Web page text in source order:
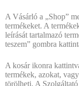
A Vásárló a „Shop”
termékeket. A
leírását tartalmazó
teszem” gombra
A kosár ikonra
termékek, azokat,
törölheti. A